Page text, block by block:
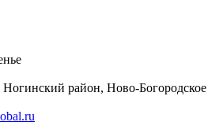
район, Ново-Богородское